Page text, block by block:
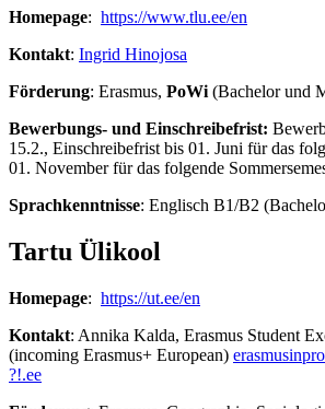
Homepage: https://www.tlu.ee/en
Kontakt: Ingrid Hinojosa
Förderung: Erasmus, PoWi(Bachelor und
Bewerbungs- und Einschreibefrist:
15.2., Einschreibefrist bis 01. Juni für das
01. November für das folgende
Sprachkenntnisse: Englisch B1/B2
Tartu Ülikool
Homepage: https://ut.ee/en
Kontakt: Annika Kalda, Erasmus Student
(incoming Erasmus+ European) erasmusin
?!.ee